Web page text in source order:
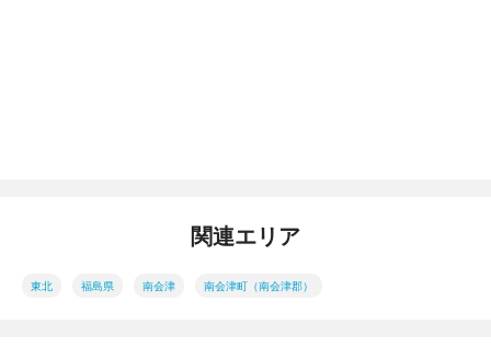
関連エリア
東北 福島県 南会津 南会津町（南会津郡）